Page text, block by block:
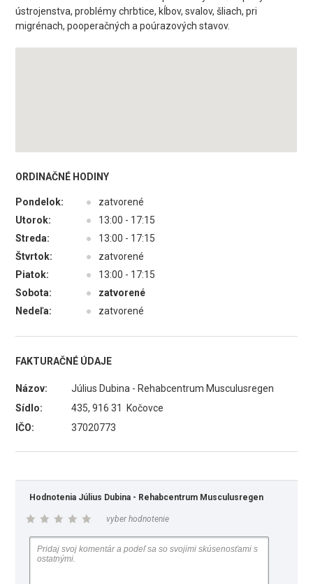
ústrojenstva, problémy chrbtice, kĺbov, svalov, šliach, pri
migrénach, pooperačných a poúrazových stavov.
ORDINAČNÉ HODINY
Pondelok: ●
zatvorené
Utorok:
●
13:00 - 17:15
Streda:
●
13:00 - 17:15
Štvrtok:
●
zatvorené
Piatok:
●
13:00 - 17:15
Sobota:
●
zatvorené
Nedeľa:
● zatvorené
FAKTURAČNÉ ÚDAJE
Názov:
Július Dubina - Rehabcentrum Musculusregen
Sídlo:
435, 916 31 Kočovce
IČO:
37020773
Hodnotenia Július Dubina - Rehabcentrum Musculusregen
vyber hodnotenie